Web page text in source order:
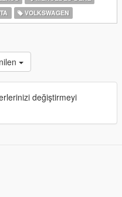
VOLKSWAGEN
değiştirmeyi